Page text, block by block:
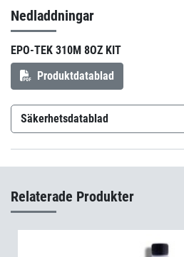
Nedladdningar
EPO-TEK 310M 8OZ KIT
Produktdatablad
Säkerhetsdatablad
Epo-Tek 310M Part A (sv-SE)
Relaterade Produkter